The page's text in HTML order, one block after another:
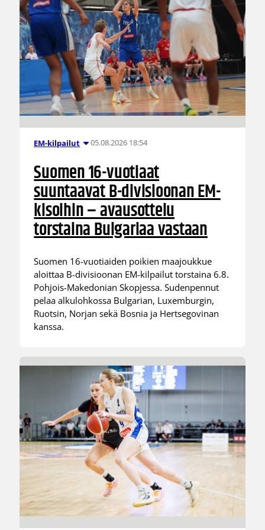
EM-kilpailut 05.08.2026 18:54
Suomen 16-vuotiaat
suuntaavat B-divisioonan EM-
kisoihin – avausottelu
torstaina Bulgariaa vastaan
Suomen 16-vuotiaiden poikien maajoukkue
aloittaa B-divisioonan EM-kilpailut torstaina 6.8.
Pohjois-Makedonian Skopjessa. Sudenpennut
pelaa alkulohkossa Bulgarian, Luxemburgin,
Ruotsin, Norjan sekä Bosnia ja Hertsegovinan
kanssa.